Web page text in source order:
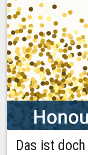
Das ist